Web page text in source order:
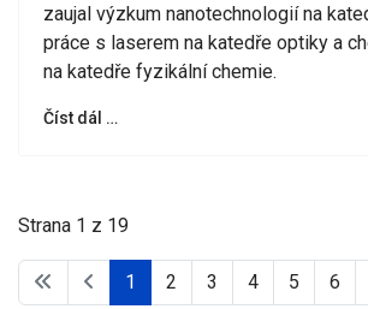
zaujal výzkum nanotechnologií na
práce s laserem na katedře optiky a
na katedře fyzikální chemie.
Číst dál …
Strana 1 z 19
1 2 3 4 5 6